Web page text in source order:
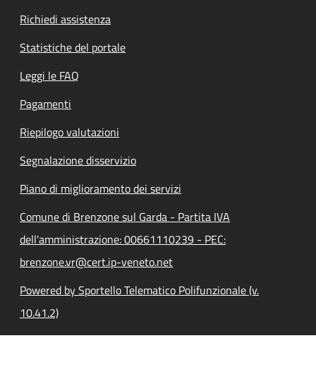
Richiedi assistenza
Statistiche del portale
Leggi le FAQ
Pagamenti
Riepilogo valutazioni
Segnalazione disservizio
Piano di miglioramento dei servizi
Comune di Brenzone sul Garda - Partita IVA
dell'amministrazione: 00661110239 - PEC:
brenzone.vr@cert.ip-veneto.net
Powered by Sportello Telematico Polifunzionale (v.
10.41.2)